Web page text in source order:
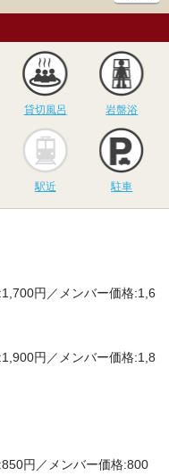
天風呂 貸切風呂
貸切風呂 岩盤浴
ウナ
駅近 駐車
円／メンバー価格:1,6
円／メンバー価格:1,8
円／メンバー価格:800